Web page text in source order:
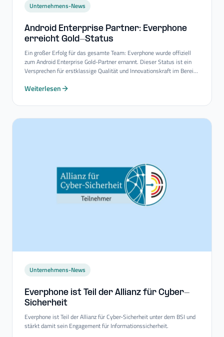
Unternehmens-News
Android Enterprise Partner: Everphone
erreicht Gold-​Status
Ein großer Erfolg für das gesamte Team: Everphone wurde offiziell
zum Android Enterprise Gold-Partner ernannt. Dieser Status ist ein
Versprechen für erstklassige Qualität und Innovationskraft im Bereich
Weiterlesen
Unternehmens-News
Everphone ist Teil der Allianz für Cyber-​
Sicherheit
Everphone ist Teil der Allianz für Cyber-Sicherheit unter dem BSI und
stärkt damit sein Engagement für Informationssicherheit.